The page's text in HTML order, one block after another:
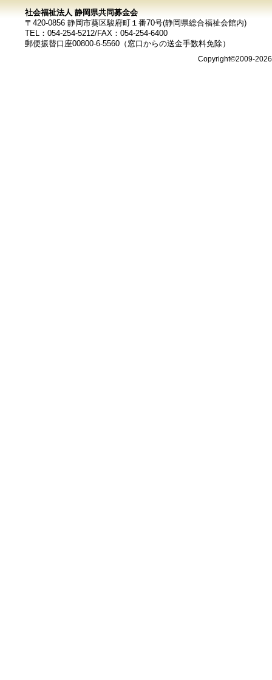
社会福祉法人 静岡県共同募金会
〒420-0856 静岡市葵区駿府町１番70号(静岡県総合福祉会館内)
TEL：054-254-5212/FAX：054-254-6400
郵便振替口座00800-6-5560（窓口からの送金手数料免除）
Copyright©2009-